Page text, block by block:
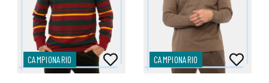
CAMPIONARIO CAMPIONARIO